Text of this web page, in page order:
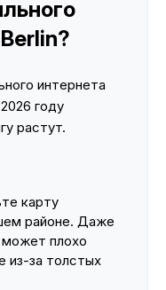
интернета
году
растут.
карту
районе. Даже
плохо
из-за толстых